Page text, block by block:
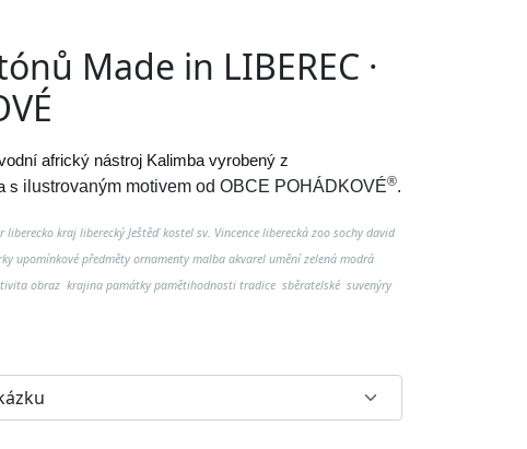
Made in LIBEREC ·
africký nástroj Kalimba vyrobený z
s ilustrovaným motivem od OBCE POHÁDKOVÉ®.
kraj liberecký Ještěď kostel sv. Vincence liberecká zoo sochy david
upomínkové předměty ornamenty malba akvarel umění zelená modrá
obraz krajina památky pamětihodnosti tradice sběratelské suvenýry